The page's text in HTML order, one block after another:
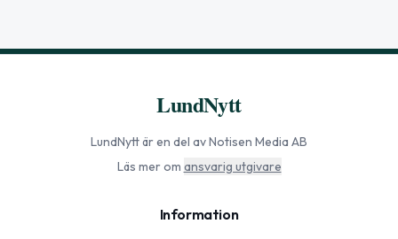
LundNytt
LundNyttär en del av Notisen Media AB
Läs mer om ansvarig utgivare
Information